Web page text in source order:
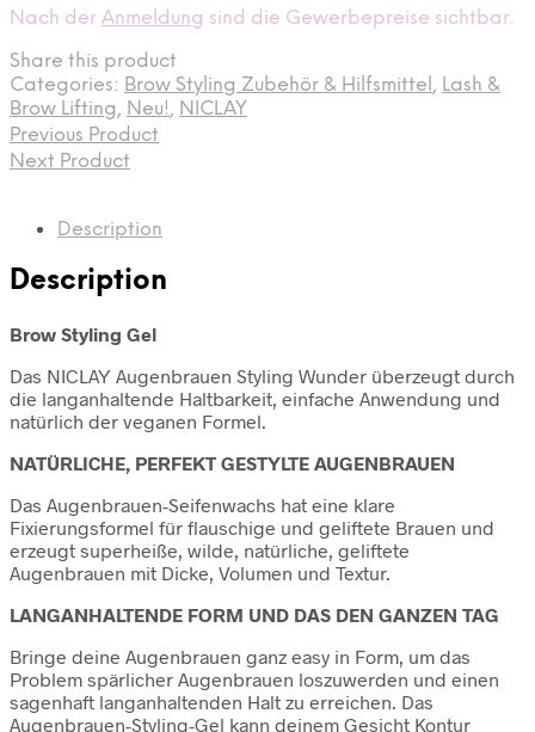
Nach der Anmeldung sind die Gewerbepreise sichtbar.
Share this product
Categories: Brow Styling Zubehör & Hilfsmittel , Lash &
Brow Lifting, Neu!, NICLAY
Previous Product
Next Product
Description
Description
Brow Styling Gel
Das NICLAY Augenbrauen Styling Wunder überzeugt durch
die langanhaltende Haltbarkeit, einfache Anwendung und
natürlich der veganen Formel.
NATÜRLICHE, PERFEKT GESTYLTE AUGENBRAUEN
Das Augenbrauen-Seifenwachs hat eine klare
Fixierungsformel für flauschige und geliftete Brauen und
erzeugt superheiße, wilde, natürliche, geliftete
Augenbrauen mit Dicke, Volumen und Textur.
LANGANHALTENDE FORM UND DAS DEN GANZEN TAG
Bringe deine Augenbrauen ganz easy in Form, um das
Problem spärlicher Augenbrauen loszuwerden und einen
sagenhaft langanhaltenden Halt zu erreichen. Das
Augenbrauen-Styling-Gel kann deinem Gesicht Kontur